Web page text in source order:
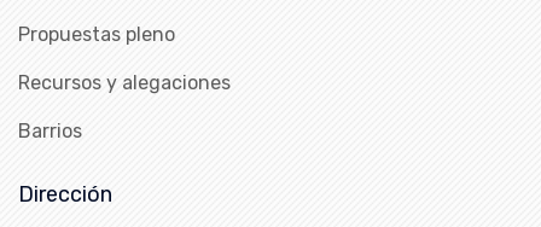
Propuestas pleno
Recursos y alegaciones
Barrios
Dirección